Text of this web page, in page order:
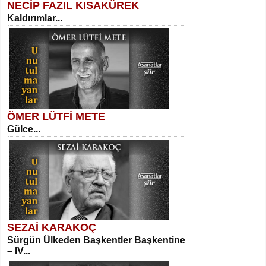
SELAHATTİN YILDIZ
İnsanın Zindanı...
MEHMET TAŞTAN
Vagon’da Bir Şairle...
SITKI CANEY
Oruçla Devrim ve Özgürlüğe…...
Kadir Ünal
Ayağıma Dolanan Yokuş...
Mehmet Çoban
Elmira...
Suavi Kemal Yazgıç
NECİP FAZIL KISAKÜREK
Kaldırımlar...
ÖMER LÜTFİ METE
Gülce...
SEZAİ KARAKOÇ
Sürgün Ülkeden Başkentler Başkentine
– IV...